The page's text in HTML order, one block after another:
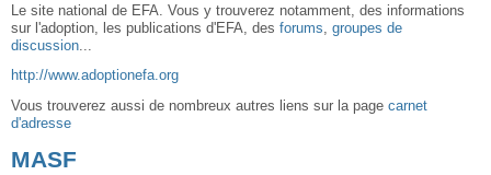
Le site national de EFA. Vous y trouverez notamment, des informations
sur l'adoption, les publications d'EFA, des forums groupes de
discussion
http://www.adoptionefa.org
Vous trouverez aussi de nombreux autres liens sur la page carnet
d'adresse
MASF